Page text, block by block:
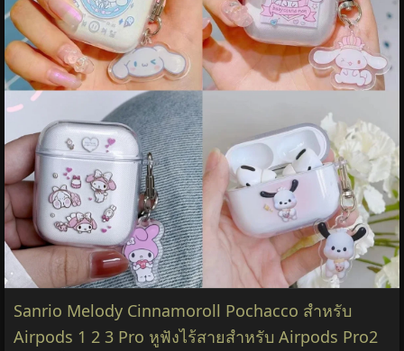
Sanrio Melody Cinnamoroll Pochacco สําหรับ
Airpods 1 2 3 Pro หูฟังไร้สายสําหรับ Airpods Pro2